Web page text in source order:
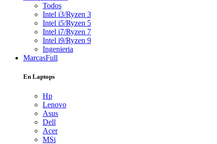
Todos
Intel i3/Ryzen 3
Intel i5/Ryzen 5
Intel i7/Ryzen 7
Intel i9/Ryzen 9
Ingenieria
MarcasFull
En Laptops
Hp
Lenovo
Asus
Dell
Acer
MSi